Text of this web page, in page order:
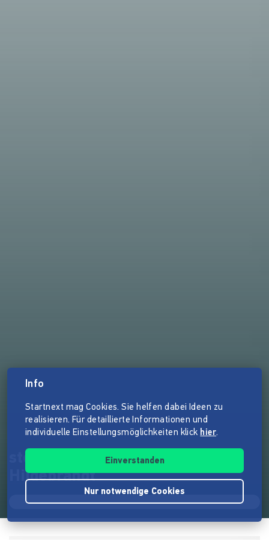
stoersender.tv mit Dieter
Hildebrandt
Info
Startnext mag Cookies. Sie helfen dabei Ideen zu
realisieren. Für detaillierte Informationen und
individuelle Einstellungsmöglichkeiten klick hier.
Einverstanden
Nur notwendige Cookies